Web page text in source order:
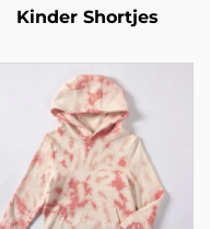
Kinder Shortjes